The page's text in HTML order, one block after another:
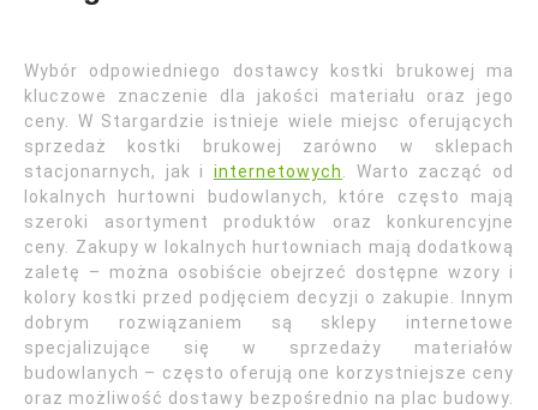
Wybór odpowiedniego dostawcy kostki brukowej ma
kluczowe znaczenie dla jakości materiału oraz jego
ceny. W Stargardzie istnieje wiele miejsc oferujących
sprzedaż kostki brukowej zarówno w sklepach
stacjonarnych, jak i internetowych
. Warto zacząć od
lokalnych hurtowni budowlanych, które często mają
szeroki asortyment produktów oraz konkurencyjne
ceny. Zakupy w lokalnych hurtowniach mają dodatkową
zaletę – można osobiście obejrzeć dostępne wzory i
kolory kostki przed podjęciem decyzji o zakupie. Innym
dobrym rozwiązaniem są sklepy internetowe
specjalizujące się w sprzedaży materiałów
budowlanych – często oferują one korzystniejsze ceny
oraz możliwość dostawy bezpośrednio na plac budowy.